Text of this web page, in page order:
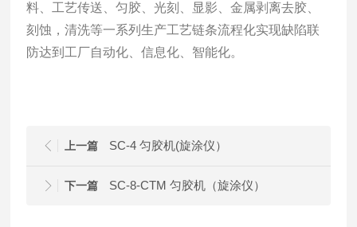
料、工艺传送、匀胶、光刻、显影、金属剥离去胶、
刻蚀，清洗等一系列生产工艺链条流程化实现缺陷联
防达到工厂自动化、信息化、智能化。
上一篇 SC-4 匀胶机(旋涂仪）
下一篇 SC-8-CTM 匀胶机（旋涂仪）